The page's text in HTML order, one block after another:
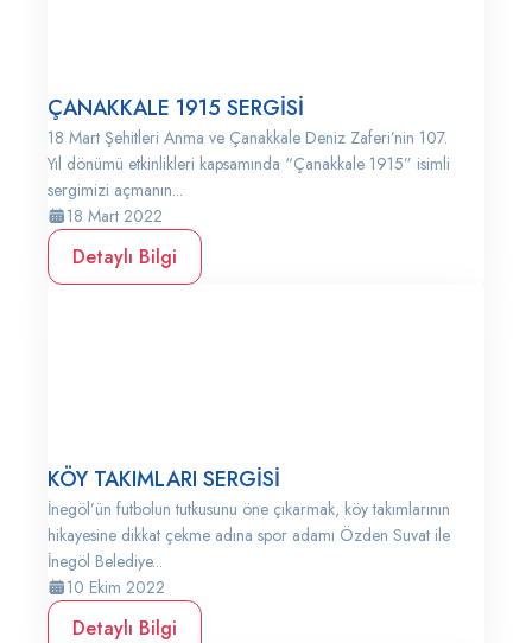
ÇANAKKALE 1915 SERGİSİ
18 Mart Şehitleri Anma ve Çanakkale Deniz Zaferi’nin 107.
Yıl dönümü etkinlikleri kapsamında “Çanakkale 1915” isimli
sergimizi açmanın...
18 Mart 2022
Detaylı Bilgi
KÖY TAKIMLARI SERGİSİ
İnegöl’ün futbolun tutkusunu öne çıkarmak, köy takımlarının
hikayesine dikkat çekme adına spor adamı Özden Suvat ile
İnegöl Belediye...
10 Ekim 2022
Detaylı Bilgi